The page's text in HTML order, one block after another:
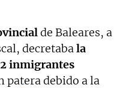
de Baleares, a
decretabala
inmigrantes
patera debido a la